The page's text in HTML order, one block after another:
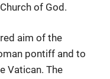
of God.
aim of the
pontiff and to
Vatican. The